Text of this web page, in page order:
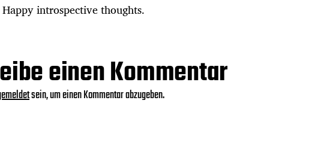
Happy introspective thoughts.
einen Kommentar
sein, um einen Kommentar abzugeben.